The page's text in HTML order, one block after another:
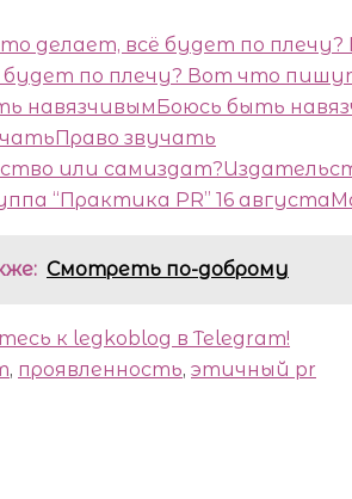
будет по плечу? Вот что
Боюсь быть
Право звучать
Смотреть по-доброму
к legkoblog в Telegram!
, проявленность, этичный pr